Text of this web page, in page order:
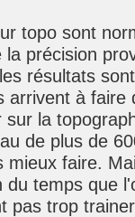
topo sont
la précision
résultats
arrivent à faire
sur la
de plus de
mieux faire.
du temps que
pas trop